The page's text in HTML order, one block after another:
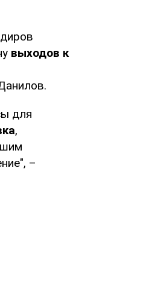
выходов к
для
,
–